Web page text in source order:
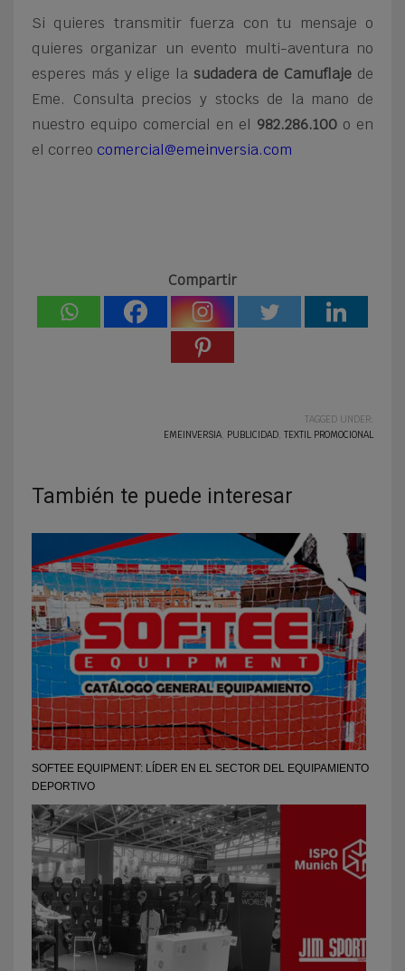
Si quieres transmitir fuerza con tu mensaje o
quieres organizar un evento multi-aventura no
esperes más y elige la sudadera de Camuflaje de
Eme. Consulta precios y stocks de la mano de
nuestro equipo comercial en el 982.286.100 o en
el correo comercial@emeinversia.com
Compartir
TAGGED UNDER:
EMEINVERSIA, PUBLICIDAD, TEXTIL PROMOCIONAL
También te puede interesar
SOFTEE EQUIPMENT: LÍDER EN EL SECTOR DEL EQUIPAMIENTO
DEPORTIVO